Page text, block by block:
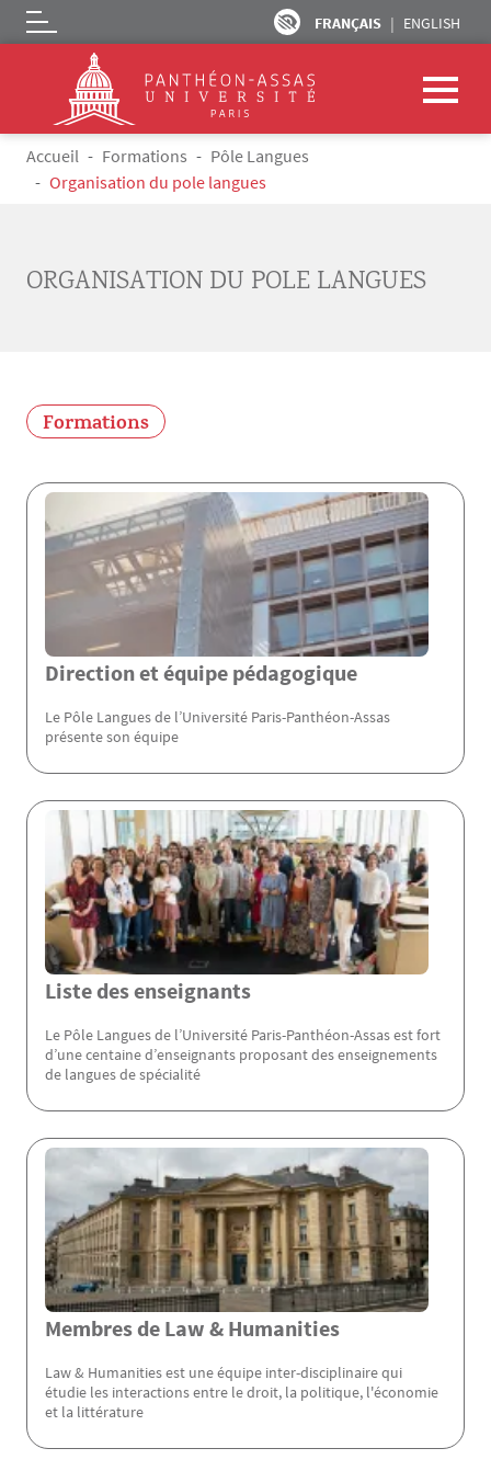
Aller au contenu principal
FRANÇAIS ENGLISH
Logo
Fil d'Ariane
Accueil Formations
Pôle Langues
Organisation du pole langues
ORGANISATION DU POLE LANGUES
Formations
Menu Assas
Direction et équipe pédagogique
Le Pôle Langues de l’Université Paris-Panthéon-Assas
présente son équipe
Liste des enseignants
Le Pôle Langues de l’Université Paris-Panthéon-Assas est fort
d’une centaine d’enseignants proposant des enseignements
de langues de spécialité
Membres de Law & Humanities
Law & Humanities est une équipe inter-disciplinaire qui
étudie les interactions entre le droit, la politique, l'économie
et la littérature